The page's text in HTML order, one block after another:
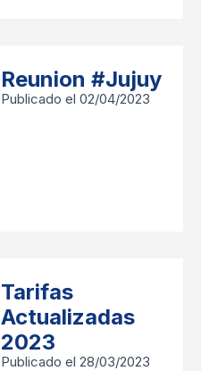
Reunion #Jujuy
Publicado el 02/04/2023
Tarifas
Actualizadas
2023
Publicado el 28/03/2023